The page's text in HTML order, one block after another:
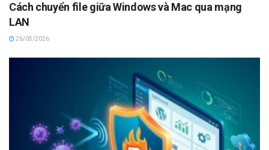
Cách chuyển file giữa Windows và Mac qua mạng
LAN
26/05/2026